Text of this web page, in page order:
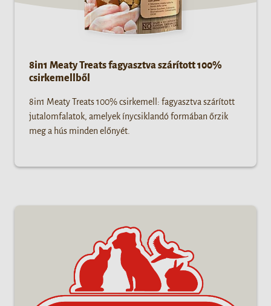
8in1 Meaty Treats fagyasztva szárított 100%
csirkemellből
8in1 Meaty Treats 100% csirkemell: fagyasztva szárított
jutalomfalatok, amelyek ínycsiklandó formában őrzik
meg a hús minden előnyét.